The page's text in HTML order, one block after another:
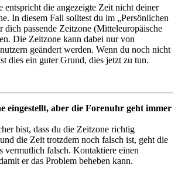
entspricht die angezeigte Zeit nicht deiner
In diesem Fall solltest du im „Persönlichen
dich passende Zeitzone (Mitteleuropäische
Die Zeitzone kann dabei nur von
geändert werden. Wenn du noch nicht
dies ein guter Grund, dies jetzt zu tun.
eingestellt, aber die Forenuhr geht immer
bist, dass du die Zeitzone richtig
die Zeit trotzdem noch falsch ist, geht die
vermutlich falsch. Kontaktiere einen
er das Problem beheben kann.